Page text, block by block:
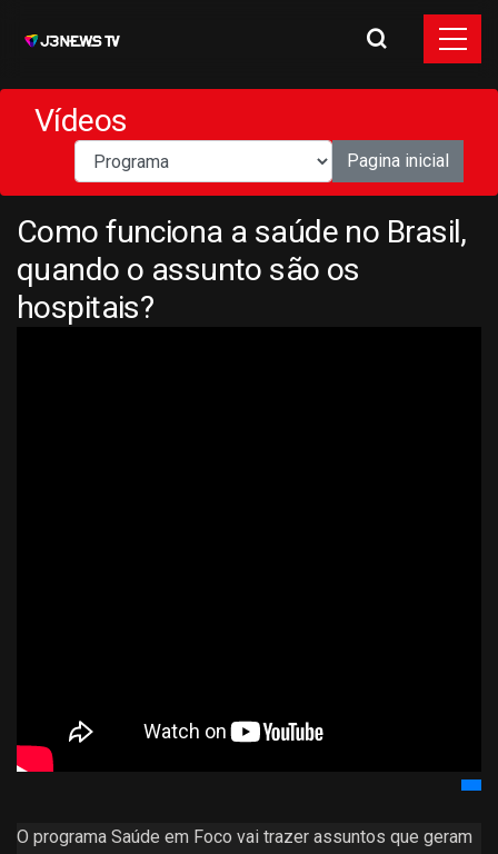
Vídeos
Pagina inicial
Como funciona a saúde no Brasil,
quando o assunto são os
hospitais?
O programa Saúde em Foco vai trazer assuntos que geram